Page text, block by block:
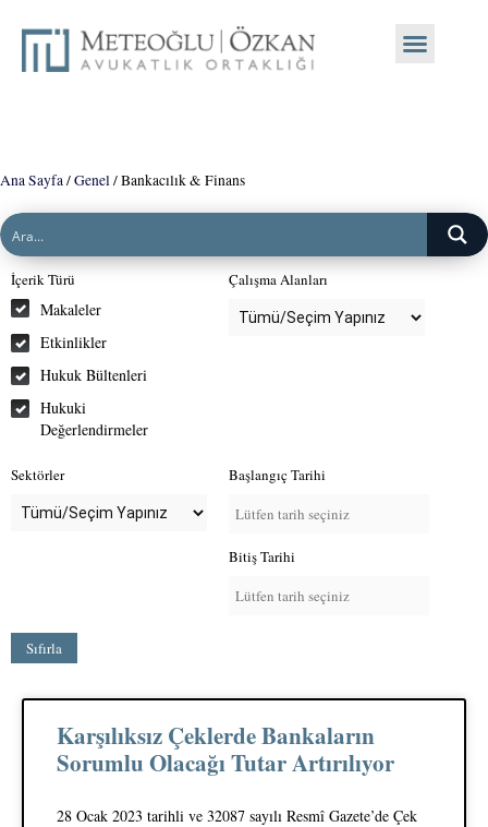
Ana Sayfa/Genel/Bankacılık & Finans
İçerik Türü
Makaleler
Etkinlikler
Hukuk Bültenleri
Hukuki
Değerlendirmeler
Çalışma Alanları
Sektörler Başlangıç Tarihi
Bitiş Tarihi
Sıfırla
Karşılıksız Çeklerde Bankaların
Sorumlu Olacağı Tutar Artırılıyor
28 Ocak 2023 tarihli ve 32087 sayılı Resmî Gazete’de Çek